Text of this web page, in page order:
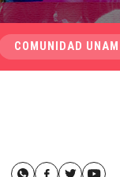
COMUNIDAD UNAM